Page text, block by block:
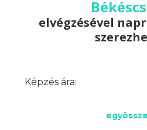
elvégzésével
Képzés ára: